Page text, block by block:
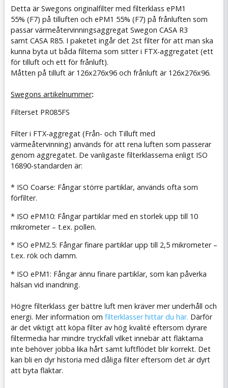
Detta är Swegons originalfilter med filterklass ePM1
55% (F7) på tilluften och ePM1 55% (F7) på frånluften som
passar värmeåtervinningsaggregat Swegon CASA R3
samt CASA R85. I paketet ingår det 2st filter för att man ska
kunna byta ut båda filterna som sitter i FTX-aggregatet (ett
för tilluft och ett för frånluft).
Måtten på tilluft är 126x276x96 och frånluft är 126x276x96.
Swegons artikelnummer:
Filterset PR085FS
Filter i FTX-aggregat (Från- och Tilluft med
värmeåtervinning) används för att rena luften som passerar
genom aggregatet. De vanligaste filterklasserna enligt ISO
16890-standarden är:
* ISO Coarse: Fångar större partiklar, används ofta som
förfilter.
* ISO ePM10: Fångar partiklar med en storlek upp till 10
mikrometer – t.ex. pollen.
* ISO ePM2.5: Fångar finare partiklar upp till 2,5 mikrometer –
t.ex. rök och damm.
* ISO ePM1: Fångar ännu finare partiklar, som kan påverka
hälsan vid inandning.
Högre filterklass ger bättre luft men kräver mer underhåll och
energi. Mer information om filterklasser hittar du här. Därför
är det viktigt att köpa filter av hög kvalité eftersom dyrare
filtermedia har mindre tryckfall vilket innebär att fläktarna
inte behöver jobba lika hårt samt luftflödet blir korrekt. Det
kan bli en dyr historia med dåliga filter eftersom det är dyrt
att byta fläktar.